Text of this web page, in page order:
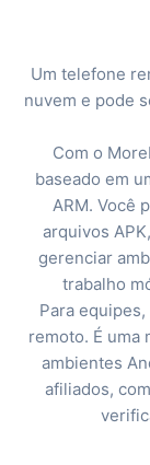
Um telefone
nuvem e pode
Com o
baseado em
ARM. Você
arquivos
gerenciar
trabalho
Para
remoto. É uma
ambientes
afiliados,